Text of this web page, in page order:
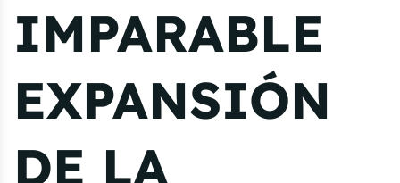
IMPARABLE
EXPANSIÓN
DE LA